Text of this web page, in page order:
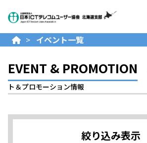
公益
> イベント一覧
EVENT & PROMOTION
ト＆プロモーション情報
絞り込み表示